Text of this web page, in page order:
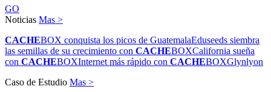
GO
Noticias Mas >
CACHEBOX conquista los picos de GuatemalaEduseeds siembra
las semillas de su crecimiento con CACHEBOXCalifornia sueña
con CACHEBOXInternet más rápido con CACHEBOXGlynlyon
Caso de Estudio Mas >